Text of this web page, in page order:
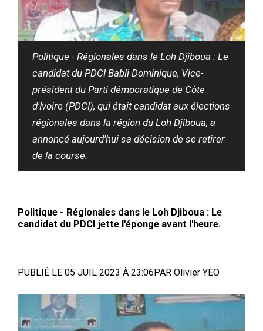
Politique - Régionales dans le Loh Djiboua : Le
candidat du PDCI Babli Dominique, Vice-
président du Parti démocratique de Côte
d'Ivoire (PDCI), qui était candidat aux élections
régionales dans la région du Loh Djiboua, a
annoncé aujourd'hui sa décision de se retirer
de la course.
Politique - Régionales dans le Loh Djiboua : Le
candidat du PDCI jette l'éponge avant l'heure.
PUBLIÉ LE 05 JUIL 2023 À 23:06PAR Olivier YEO